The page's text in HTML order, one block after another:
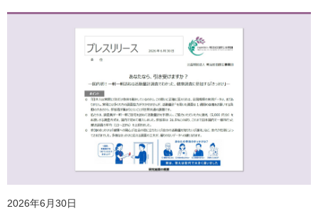
2026年6月30日